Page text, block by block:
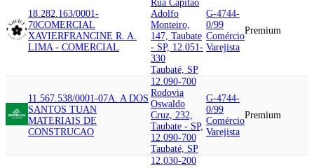
18.282.163/0001-
70COMERCIAL
XAVIERFRANCINE R. A.
LIMA - COMERCIAL
Rua Capitao
Adolfo
Monteiro,
147, Taubate
- SP, 12.051-
330
Taubaté, SP
G-4744-
0/99
Comércio
Varejista
Premium
11.567.538/0001-07A. A DOS
SANTOS TUAN
MATERIAIS DE
CONSTRUCAO
12.090-700
Rodovia
Oswaldo
Cruz, 232,
Taubate - SP,
12.090-700
Taubaté, SP
G-4744-
0/99
Comércio
Varejista
Premium
12.030-200